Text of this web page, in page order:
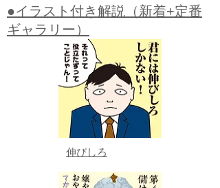
●イラスト付き解説（新着+定番
ギャラリー）
伸びしろ